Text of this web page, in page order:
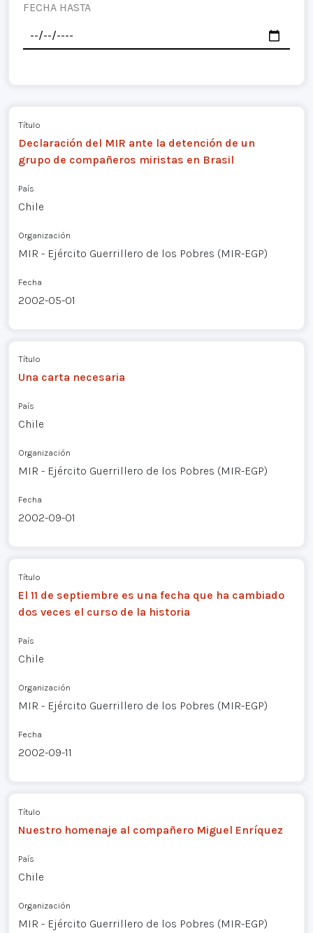
FECHA HASTA
Título
Declaración del MIR ante la detención de un
grupo de compañeros miristas en Brasil
País
Chile
Organización
MIR - Ejército Guerrillero de los Pobres (MIR-EGP)
Fecha
2002-05-01
Título
Una carta necesaria
País
Chile
Organización
MIR - Ejército Guerrillero de los Pobres (MIR-EGP)
Fecha
2002-09-01
Título
El 11 de septiembre es una fecha que ha cambiado
dos veces el curso de la historia
País
Chile
Organización
MIR - Ejército Guerrillero de los Pobres (MIR-EGP)
Fecha
2002-09-11
Título
Nuestro homenaje al compañero Miguel Enríquez
País
Chile
Organización
MIR - Ejército Guerrillero de los Pobres (MIR-EGP)